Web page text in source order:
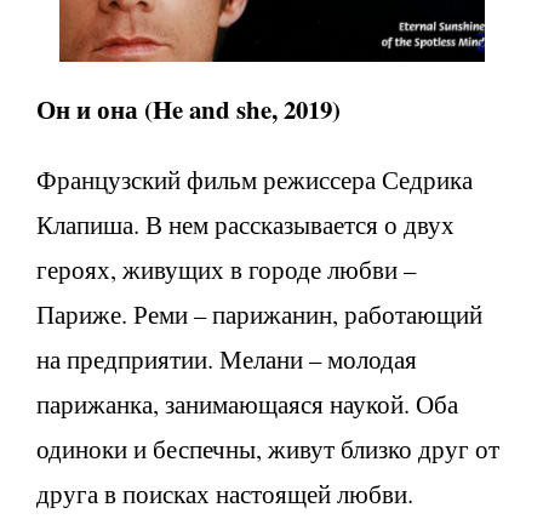
Ониона (He and she, 2019)
Французский фильм режиссера Седрика
Клапиша. В нем рассказывается о двух
героях, живущих в городе любви –
Париже. Реми – парижанин, работающий
на предприятии. Мелани – молодая
парижанка, занимающаяся наукой. Оба
одиноки и беспечны, живут близко друг от
друга в поисках настоящей любви.